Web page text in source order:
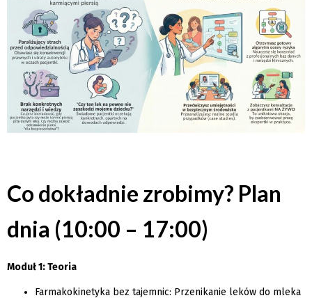
Co dokładnie zrobimy? Plan
dnia (10:00 – 17:00)
Moduł 1: Teoria
Farmakokinetyka bez tajemnic: Przenikanie leków do mleka